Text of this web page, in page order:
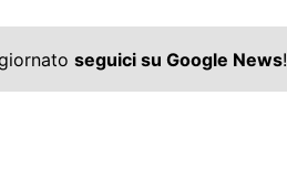
seguici su Google News!